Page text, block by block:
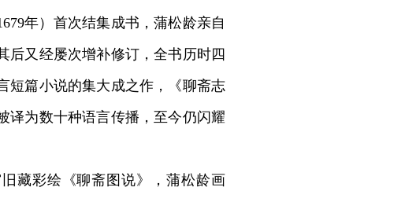
年）首次结集成书，蒲松龄亲自
后又经屡次增补修订，全书历时四
短篇小说的集大成之作，《聊斋志
译为数十种语言传播，至今仍闪耀
藏彩绘《聊斋图说》，蒲松龄画